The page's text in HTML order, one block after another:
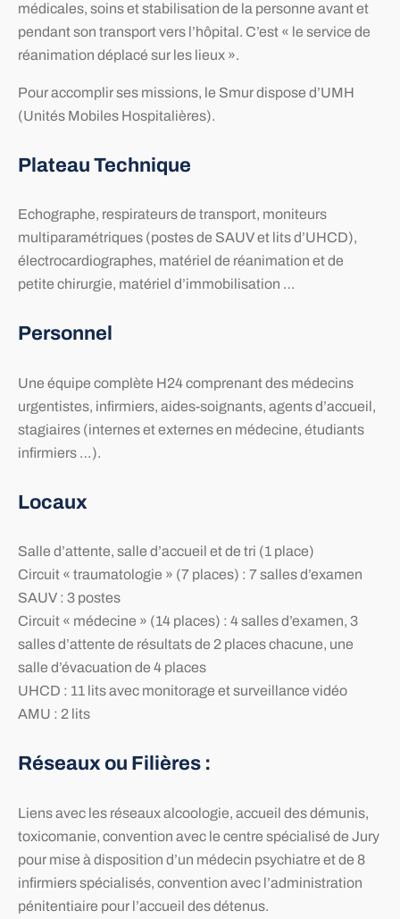
médicales, soins et stabilisation de la personne avant et
pendant son transport vers l’hôpital. C’est « le service de
réanimation déplacé sur les lieux ».
Pour accomplir ses missions, le Smur dispose d’UMH
(Unités Mobiles Hospitalières).
Plateau Technique
Echographe, respirateurs de transport, moniteurs
multiparamétriques (postes de SAUV et lits d’UHCD),
électrocardiographes, matériel de réanimation et de
petite chirurgie, matériel d’immobilisation …
Personnel
Une équipe complète H24 comprenant des médecins
urgentistes, infirmiers, aides-soignants, agents d’accueil,
stagiaires (internes et externes en médecine, étudiants
infirmiers …).
Locaux
Salle d’attente, salle d’accueil et de tri (1 place)
Circuit « traumatologie » (7 places) : 7 salles d’examen
SAUV : 3 postes
Circuit « médecine » (14 places) : 4 salles d’examen, 3
salles d’attente de résultats de 2 places chacune, une
salle d’évacuation de 4 places
UHCD : 11 lits avec monitorage et surveillance vidéo
AMU : 2 lits
Réseaux ou Filières :
Liens avec les réseaux alcoologie, accueil des démunis,
toxicomanie, convention avec le centre spécialisé de Jury
pour mise à disposition d’un médecin psychiatre et de 8
infirmiers spécialisés, convention avec l’administration
pénitentiaire pour l’accueil des détenus.